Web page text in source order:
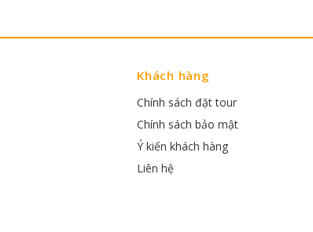
Khách hàng
Chính sách đặt tour
Chính sách bảo mật
Ý kiến khách hàng
Liên hệ